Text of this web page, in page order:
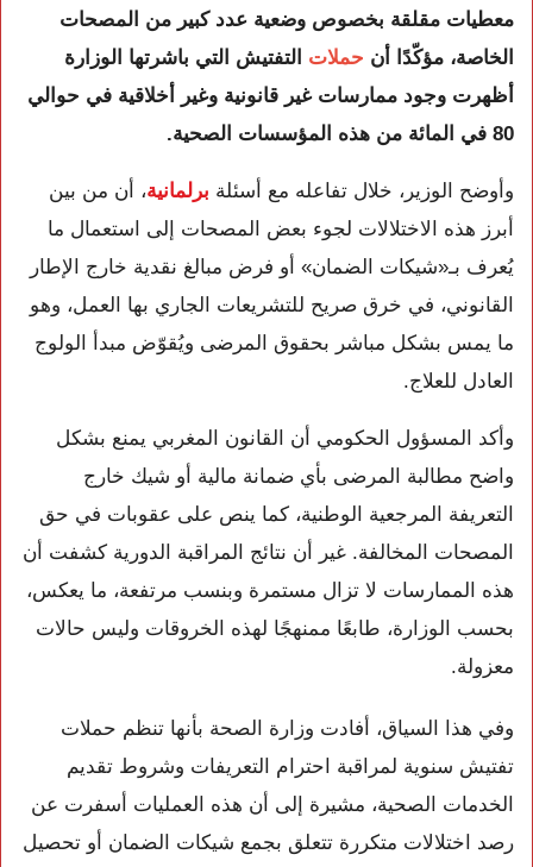
معطيات مقلقة بخصوص وضعية عدد كبير من المصحات
الخاصة، مؤكّدًا أن حملات التفتيش التي باشرتها الوزارة
أظهرت وجود ممارسات غير قانونية وغير أخلاقية في حوالي
80 في المائة من هذه المؤسسات الصحية.
وأوضح الوزير، خلال تفاعله مع أسئلة برلمانية، أن من بين
أبرز هذه الاختلالات لجوء بعض المصحات إلى استعمال ما
يُعرف بـ«شيكات الضمان» أو فرض مبالغ نقدية خارج الإطار
القانوني، في خرق صريح للتشريعات الجاري بها العمل، وهو
ما يمس بشكل مباشر بحقوق المرضى ويُقوّض مبدأ الولوج
العادل للعلاج.
وأكد المسؤول الحكومي أن القانون المغربي يمنع بشكل
واضح مطالبة المرضى بأي ضمانة مالية أو شيك خارج
التعريفة المرجعية الوطنية، كما ينص على عقوبات في حق
المصحات المخالفة. غير أن نتائج المراقبة الدورية كشفت أن
هذه الممارسات لا تزال مستمرة وبنسب مرتفعة، ما يعكس،
بحسب الوزارة، طابعًا ممنهجًا لهذه الخروقات وليس حالات
معزولة.
وفي هذا السياق، أفادت وزارة الصحة بأنها تنظم حملات
تفتيش سنوية لمراقبة احترام التعريفات وشروط تقديم
الخدمات الصحية، مشيرة إلى أن هذه العمليات أسفرت عن
رصد اختلالات متكررة تتعلق بجمع شيكات الضمان أو تحصيل